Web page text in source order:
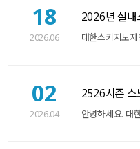
18
2026.06
02
2026.04